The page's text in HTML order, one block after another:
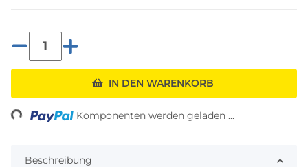
IN DEN WARENKORB
Komponenten werden geladen ...
Beschreibung